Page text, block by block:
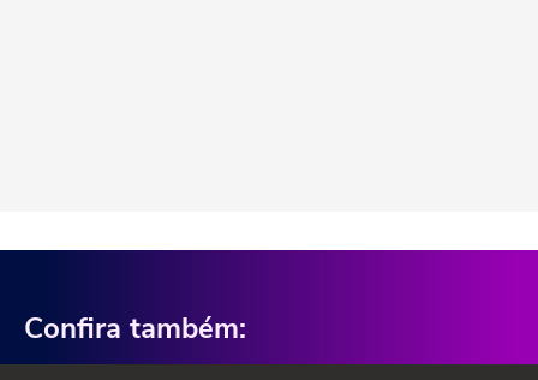
Confira também: